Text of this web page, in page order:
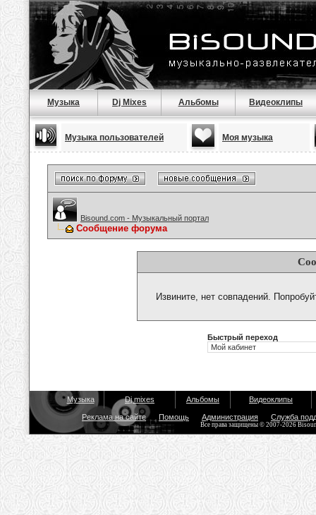
Музыка Dj Mixes Альбомы Видеоклипы
Музыка пользователей Моя музыка
Bisound.com - Музыкальный портал
Сообщение форума
Извините, нет совпадений.
Быстрый переход
Музыка Dj mixes Альбомы Видеоклипы
Реклама на сайте Помощь Администрация Служба
Все права защищены © 2007-2026